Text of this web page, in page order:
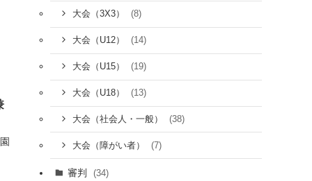
大会（3X3） (8)
大会（U12） (14)
大会（U15） (19)
大会（U18） (13)
大会（社会人・一般） (38)
大会（障がい者） (7)
審判 (34)